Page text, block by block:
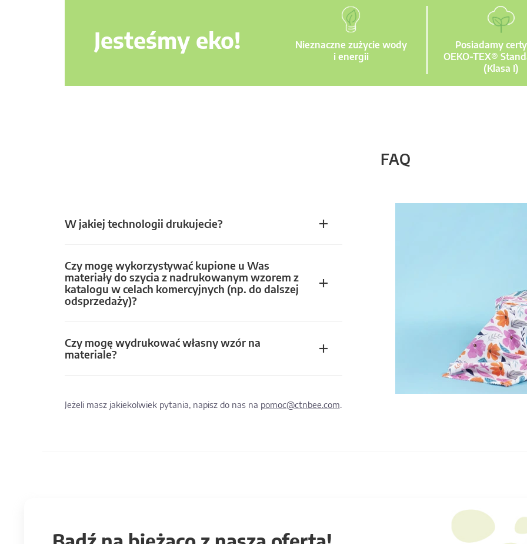
Jesteśmy eko!
Nieznaczne zużycie wody
i energii
Posiadamy
OEKO-TEX®
(Klasa I)
FAQ
W jakiej technologii drukujecie?
Czy mogę wykorzystywać kupione u Was
materiały do szycia z nadrukowanym wzorem z
katalogu w celach komercyjnych (np. do dalszej
odsprzedaży)?
Czy mogę wydrukować własny wzór na
materiale?
Jeżeli masz jakiekolwiek pytania, napisz do nas na pomoc@ctnbee.com.